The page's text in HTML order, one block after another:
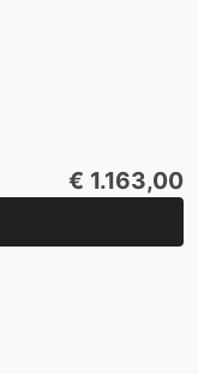
€ 1.163,00